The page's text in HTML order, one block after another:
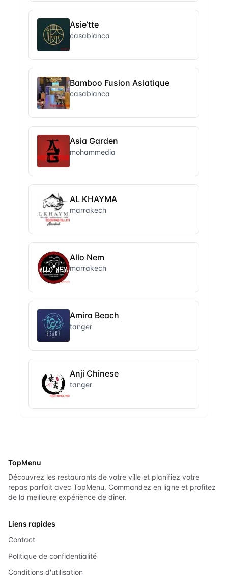
Asie’tte
casablanca
Bamboo Fusion Asiatique
casablanca
Asia Garden
mohammedia
AL KHAYMA
marrakech
Allo Nem
marrakech
Amira Beach
tanger
Anji Chinese
tanger
TopMenu
Découvrez les restaurants de votre ville et planifiez votre
repas parfait avec TopMenu. Commandez en ligne et profitez
de la meilleure expérience de dîner.
Liens rapides
Contact
Politique de confidentialité
Conditions d'utilisation